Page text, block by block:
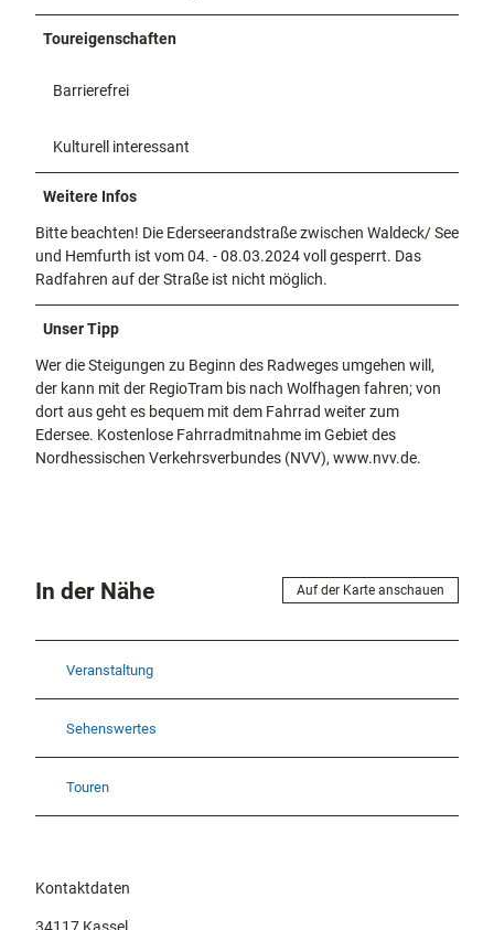
Toureigenschaften
Barrierefrei
Kulturell interessant
Weitere Infos
Bitte beachten! Die Ederseerandstraße zwischen Waldeck/ See
und Hemfurth ist vom 04. - 08.03.2024 voll gesperrt. Das
Radfahren auf der Straße ist nicht möglich.
Unser Tipp
Wer die Steigungen zu Beginn des Radweges umgehen will,
der kann mit der RegioTram bis nach Wolfhagen fahren; von
dort aus geht es bequem mit dem Fahrrad weiter zum
Edersee. Kostenlose Fahrradmitnahme im Gebiet des
Nordhessischen Verkehrsverbundes (NVV), www.nvv.de.
In der Nähe Auf der Karte anschauen
Veranstaltung
Sehenswertes
Touren
Kontaktdaten
34117 Kassel